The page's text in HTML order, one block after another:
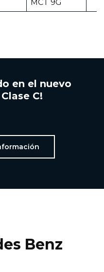
MCT 9G
en el nuevo
C!
Benz